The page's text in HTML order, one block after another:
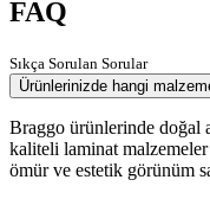
FAQ
Sıkça Sorulan Sorular
Ürünlerinizde hangi
Braggo ürünlerinde doğal
kaliteli laminat
ömür ve estetik görünüm